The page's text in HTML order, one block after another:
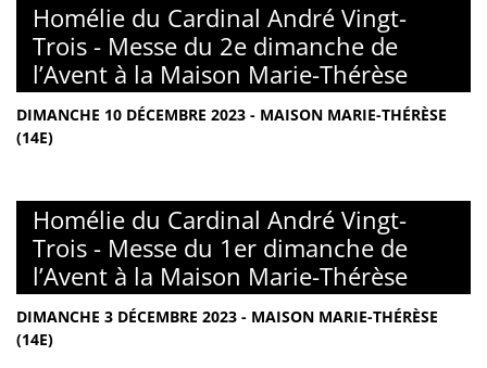
Homélie du Cardinal André Vingt-
Trois - Messe du 2e dimanche de
l’Avent à la Maison Marie-Thérèse
DIMANCHE 10 DÉCEMBRE 2023 - MAISON MARIE-THÉRÈSE
(14E)
Homélie du Cardinal André Vingt-
Trois - Messe du 1er dimanche de
l’Avent à la Maison Marie-Thérèse
DIMANCHE 3 DÉCEMBRE 2023 - MAISON MARIE-THÉRÈSE
(14E)